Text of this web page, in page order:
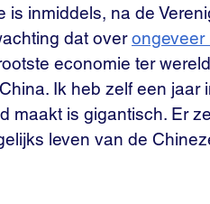
is inmiddels, na de
dat over ongeveer
economie ter
Ik heb zelf een jaar
maakt is gigantisch. Er
leven van de